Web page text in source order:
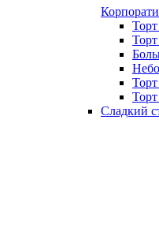
Сладкий